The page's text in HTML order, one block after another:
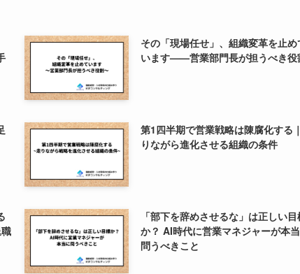
その「現場任せ」、組織変革を止め
います——営業部門長が担うべき役
第1四半期で営業戦略は陳腐化する
りながら進化させる組織の条件
「部下を辞めさせるな」は正しい目
か？ AI時代に営業マネジャーが本
問うべきこと